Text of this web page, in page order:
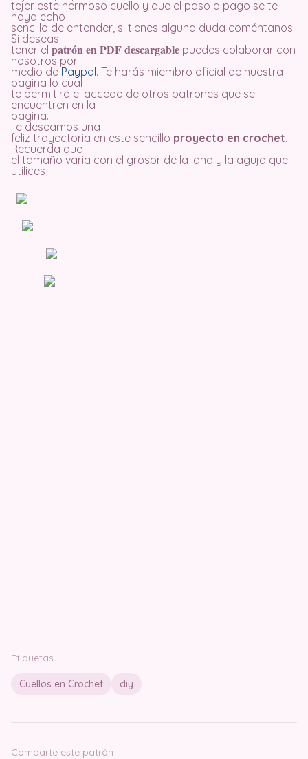
tejer este hermoso cuello y que el paso a pago se te
haya echo
sencillo de entender, si tienes alguna duda coméntanos.
Si deseas
tener el patrón en PDF descargable puedes colaborar con
nosotros por
medio de Paypal. Te harás miembro oficial de nuestra
pagina lo cual
te permitirá el accedo de otros patrones que se
encuentren en la
pagina.
Te deseamos una
feliz trayectoria en este sencillo proyecto en crochet.
Recuerda que
el tamaño varia con el grosor de la lana y la aguja que
utilices
Etiquetas
Cuellos en Crochet diy
Comparte este patrón